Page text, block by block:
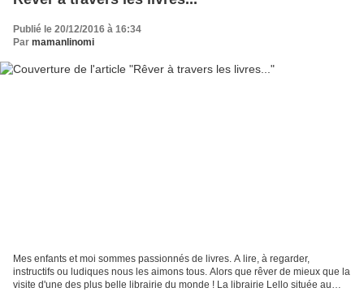
Publié le 20/12/2016 à 16:34
Par mamanlinomi
Mes enfants et moi sommes passionnés de livres. A lire, à regarder,
instructifs ou ludiques nous les aimons tous. Alors que rêver de mieux que la
visite d'une des plus belle librairie du monde ! La librairie Lello située au